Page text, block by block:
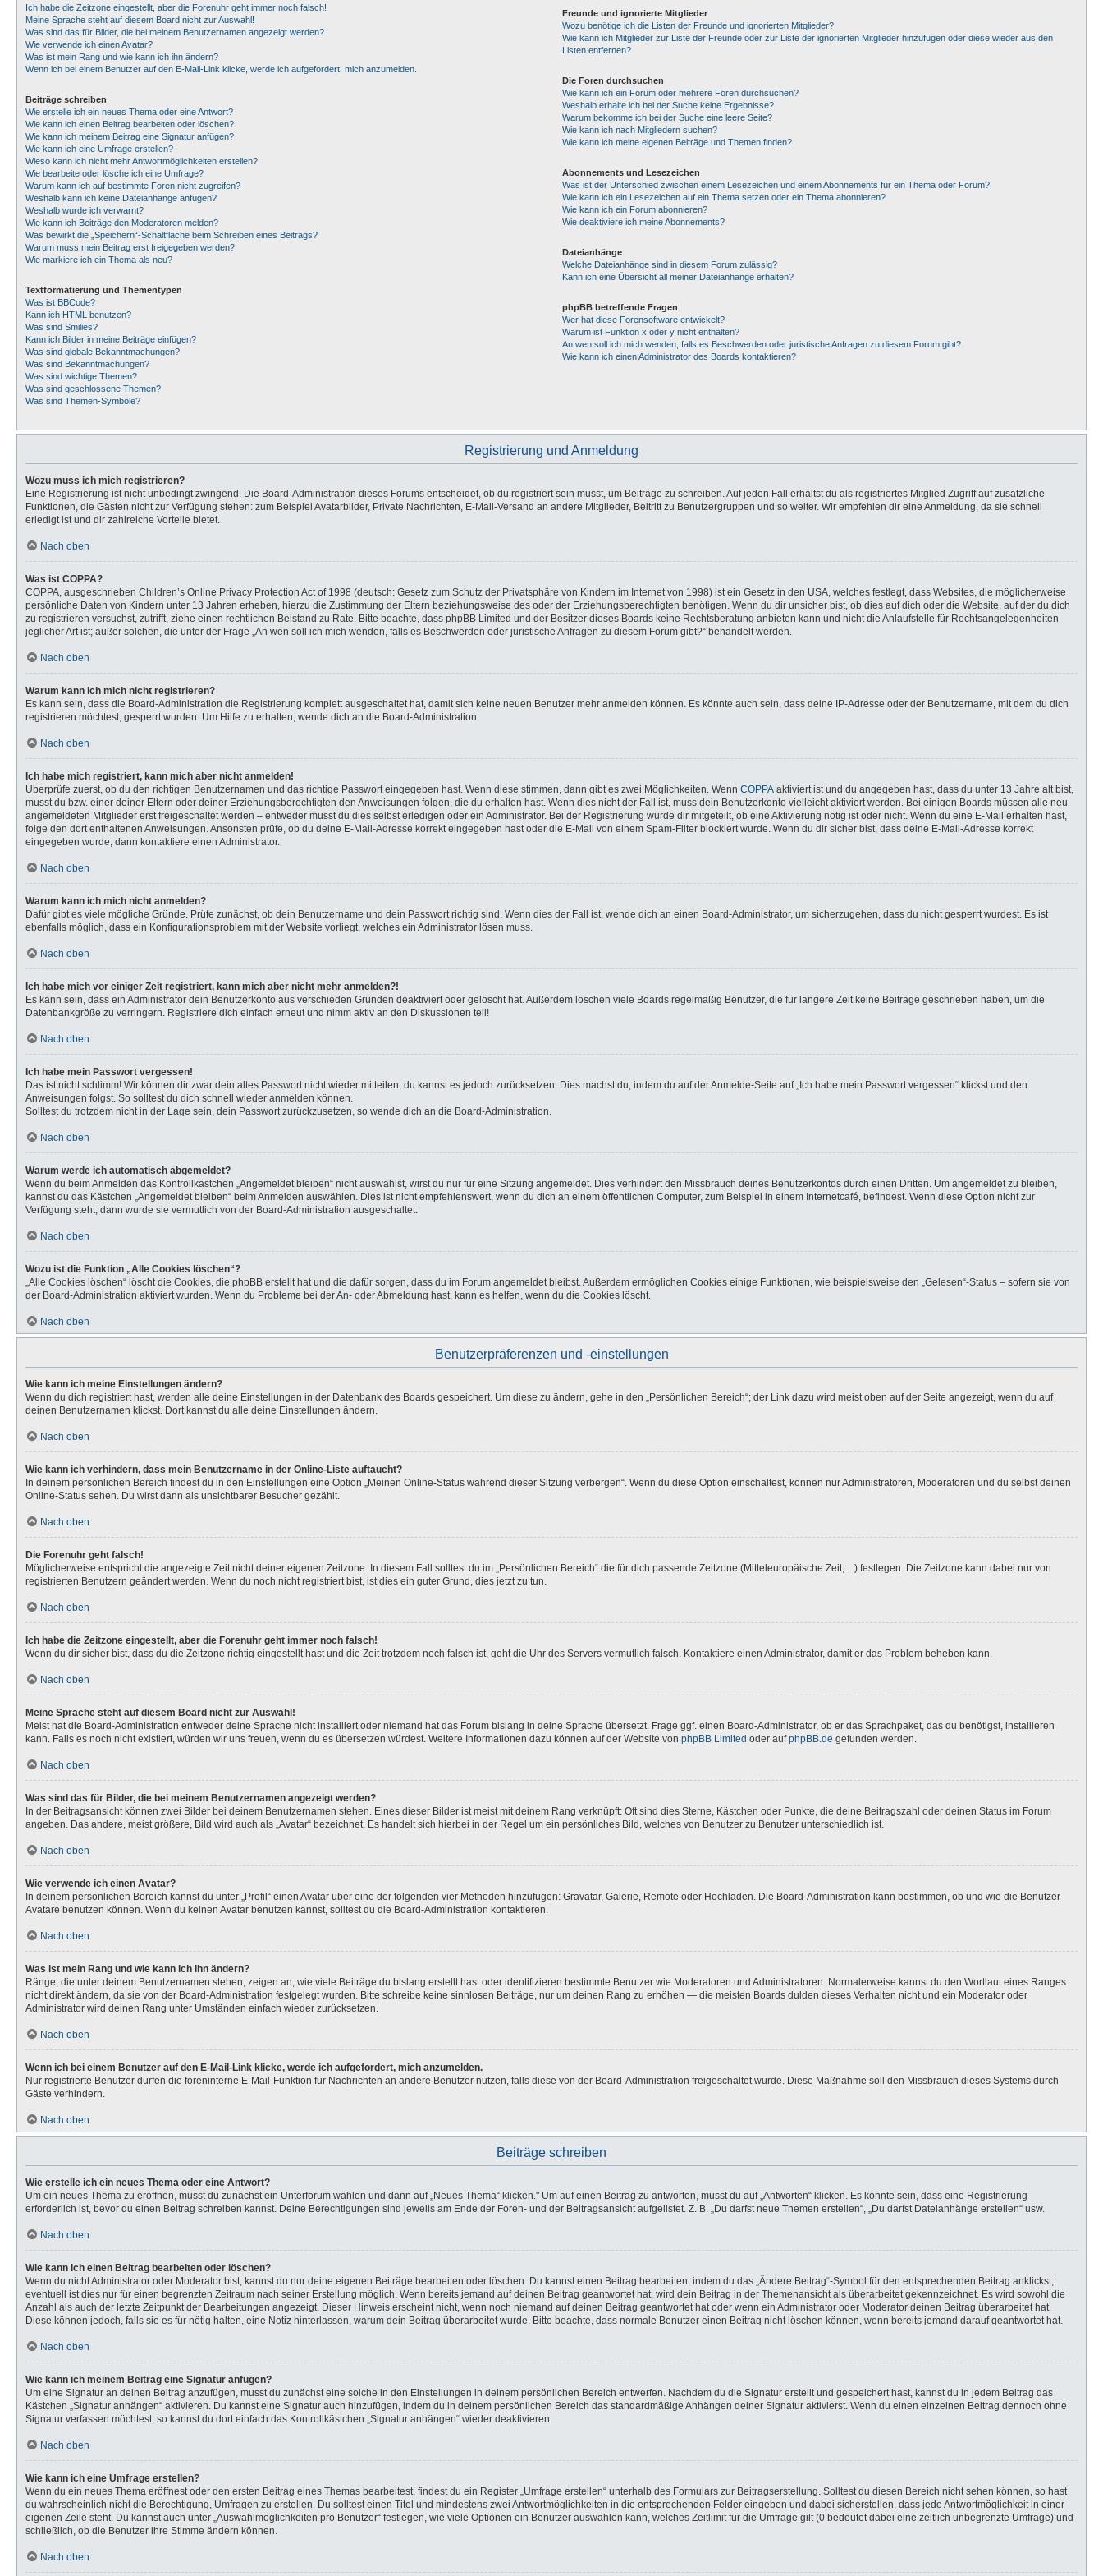
Ich habe die Zeitzone eingestellt, aber die Forenuhr geht immer noch falsch!
Meine Sprache steht auf diesem Board nicht zur Auswahl!
Was sind das für Bilder, die bei meinem Benutzernamen angezeigt werden?
Wie verwende ich einen Avatar?
Was ist mein Rang und wie kann ich ihn ändern?
Wenn ich bei einem Benutzer auf den E-Mail-Link klicke, werde ich aufgefordert, mich anzumelden.
Beiträge schreiben
Wie erstelle ich ein neues Thema oder eine Antwort?
Wie kann ich einen Beitrag bearbeiten oder löschen?
Wie kann ich meinem Beitrag eine Signatur anfügen?
Wie kann ich eine Umfrage erstellen?
Wieso kann ich nicht mehr Antwortmöglichkeiten erstellen?
Wie bearbeite oder lösche ich eine Umfrage?
Warum kann ich auf bestimmte Foren nicht zugreifen?
Weshalb kann ich keine Dateianhänge anfügen?
Weshalb wurde ich verwarnt?
Wie kann ich Beiträge den Moderatoren melden?
Was bewirkt die „Speichern“-Schaltfläche beim Schreiben eines Beitrags?
Warum muss mein Beitrag erst freigegeben werden?
Wie markiere ich ein Thema als neu?
Textformatierung und Thementypen
Was ist BBCode?
Kann ich HTML benutzen?
Was sind Smilies?
Kann ich Bilder in meine Beiträge einfügen?
Was sind globale Bekanntmachungen?
Was sind Bekanntmachungen?
Was sind wichtige Themen?
Was sind geschlossene Themen?
Was sind Themen-Symbole?
Freunde und ignorierte Mitglieder
Wozu benötige ich die Listen der Freunde und ignorierten Mitglieder?
Wie kann ich Mitglieder zur Liste der Freunde oder zur Liste der ignorierten Mitglieder hinzufügen oder diese wieder aus den
Listen entfernen?
Die Foren durchsuchen
Wie kann ich ein Forum oder mehrere Foren durchsuchen?
Weshalb erhalte ich bei der Suche keine Ergebnisse?
Warum bekomme ich bei der Suche eine leere Seite?
Wie kann ich nach Mitgliedern suchen?
Wie kann ich meine eigenen Beiträge und Themen finden?
Abonnements und Lesezeichen
Was ist der Unterschied zwischen einem Lesezeichen und einem Abonnements für ein Thema oder Forum?
Wie kann ich ein Lesezeichen auf ein Thema setzen oder ein Thema abonnieren?
Wie kann ich ein Forum abonnieren?
Wie deaktiviere ich meine Abonnements?
Dateianhänge
Welche Dateianhänge sind in diesem Forum zulässig?
Kann ich eine Übersicht all meiner Dateianhänge erhalten?
phpBB betreffende Fragen
Wer hat diese Forensoftware entwickelt?
Warum ist Funktion x oder y nicht enthalten?
An wen soll ich mich wenden, falls es Beschwerden oder juristische Anfragen zu diesem Forum gibt?
Wie kann ich einen Administrator des Boards kontaktieren?
Registrierung und Anmeldung
Wozu muss ich mich registrieren?
Eine Registrierung ist nicht unbedingt zwingend. Die Board-Administration dieses Forums entscheidet, ob du registriert sein musst, um Beiträge zu schreiben. Auf jeden Fall erhältst du als registriertes Mitglied Zugriff auf zusätzliche
Funktionen, die Gästen nicht zur Verfügung stehen: zum Beispiel Avatarbilder, Private Nachrichten, E-Mail-Versand an andere Mitglieder, Beitritt zu Benutzergruppen und so weiter. Wir empfehlen dir eine Anmeldung, da sie schnell
erledigt ist und dir zahlreiche Vorteile bietet.
Nach oben
Was ist COPPA?
COPPA, ausgeschrieben Children’s Online Privacy Protection Act of 1998 (deutsch: Gesetz zum Schutz der Privatsphäre von Kindern im Internet von 1998) ist ein Gesetz in den USA, welches festlegt, dass Websites, die möglicherweise
persönliche Daten von Kindern unter 13 Jahren erheben, hierzu die Zustimmung der Eltern beziehungsweise des oder der Erziehungsberechtigten benötigen. Wenn du dir unsicher bist, ob dies auf dich oder die Website, auf der du dich
zu registrieren versuchst, zutrifft, ziehe einen rechtlichen Beistand zu Rate. Bitte beachte, dass phpBB Limited und der Besitzer dieses Boards keine Rechtsberatung anbieten kann und nicht die Anlaufstelle für Rechtsangelegenheiten
jeglicher Art ist; außer solchen, die unter der Frage „An wen soll ich mich wenden, falls es Beschwerden oder juristische Anfragen zu diesem Forum gibt?“ behandelt werden.
Nach oben
Warum kann ich mich nicht registrieren?
Es kann sein, dass die Board-Administration die Registrierung komplett ausgeschaltet hat, damit sich keine neuen Benutzer mehr anmelden können. Es könnte auch sein, dass deine IP-Adresse oder der Benutzername, mit dem du dich
registrieren möchtest, gesperrt wurden. Um Hilfe zu erhalten, wende dich an die Board-Administration.
Nach oben
Ich habe mich registriert, kann mich aber nicht anmelden!
Überprüfe zuerst, ob du den richtigen Benutzernamen und das richtige Passwort eingegeben hast. Wenn diese stimmen, dann gibt es zwei Möglichkeiten. Wenn COPPA aktiviert ist und du angegeben hast, dass du unter 13 Jahre alt bist,
musst du bzw. einer deiner Eltern oder deiner Erziehungsberechtigten den Anweisungen folgen, die du erhalten hast. Wenn dies nicht der Fall ist, muss dein Benutzerkonto vielleicht aktiviert werden. Bei einigen Boards müssen alle neu
angemeldeten Mitglieder erst freigeschaltet werden – entweder musst du dies selbst erledigen oder ein Administrator. Bei der Registrierung wurde dir mitgeteilt, ob eine Aktivierung nötig ist oder nicht. Wenn du eine E-Mail erhalten hast,
folge den dort enthaltenen Anweisungen. Ansonsten prüfe, ob du deine E-Mail-Adresse korrekt eingegeben hast oder die E-Mail von einem Spam-Filter blockiert wurde. Wenn du dir sicher bist, dass deine E-Mail-Adresse korrekt
eingegeben wurde, dann kontaktiere einen Administrator.
Nach oben
Warum kann ich mich nicht anmelden?
Dafür gibt es viele mögliche Gründe. Prüfe zunächst, ob dein Benutzername und dein Passwort richtig sind. Wenn dies der Fall ist, wende dich an einen Board-Administrator, um sicherzugehen, dass du nicht gesperrt wurdest. Es ist
ebenfalls möglich, dass ein Konfigurationsproblem mit der Website vorliegt, welches ein Administrator lösen muss.
Nach oben
Ich habe mich vor einiger Zeit registriert, kann mich aber nicht mehr anmelden?!
Es kann sein, dass ein Administrator dein Benutzerkonto aus verschieden Gründen deaktiviert oder gelöscht hat. Außerdem löschen viele Boards regelmäßig Benutzer, die für längere Zeit keine Beiträge geschrieben haben, um die
Datenbankgröße zu verringern. Registriere dich einfach erneut und nimm aktiv an den Diskussionen teil!
Nach oben
Ich habe mein Passwort vergessen!
Das ist nicht schlimm! Wir können dir zwar dein altes Passwort nicht wieder mitteilen, du kannst es jedoch zurücksetzen. Dies machst du, indem du auf der Anmelde-Seite auf „Ich habe mein Passwort vergessen“ klickst und den
Anweisungen folgst. So solltest du dich schnell wieder anmelden können.
Solltest du trotzdem nicht in der Lage sein, dein Passwort zurückzusetzen, so wende dich an die Board-Administration.
Nach oben
Warum werde ich automatisch abgemeldet?
Wenn du beim Anmelden das Kontrollkästchen „Angemeldet bleiben“ nicht auswählst, wirst du nur für eine Sitzung angemeldet. Dies verhindert den Missbrauch deines Benutzerkontos durch einen Dritten. Um angemeldet zu bleiben,
kannst du das Kästchen „Angemeldet bleiben“ beim Anmelden auswählen. Dies ist nicht empfehlenswert, wenn du dich an einem öffentlichen Computer, zum Beispiel in einem Internetcafé, befindest. Wenn diese Option nicht zur
Verfügung steht, dann wurde sie vermutlich von der Board-Administration ausgeschaltet.
Nach oben
Wozu ist die Funktion „Alle Cookies löschen“?
„Alle Cookies löschen“ löscht die Cookies, die phpBB erstellt hat und die dafür sorgen, dass du im Forum angemeldet bleibst. Außerdem ermöglichen Cookies einige Funktionen, wie beispielsweise den „Gelesen“-Status – sofern sie von
der Board-Administration aktiviert wurden. Wenn du Probleme bei der An- oder Abmeldung hast, kann es helfen, wenn du die Cookies löscht.
Nach oben
Benutzerpräferenzen und -einstellungen
Wie kann ich meine Einstellungen ändern?
Wenn du dich registriert hast, werden alle deine Einstellungen in der Datenbank des Boards gespeichert. Um diese zu ändern, gehe in den „Persönlichen Bereich“; der Link dazu wird meist oben auf der Seite angezeigt, wenn du auf
deinen Benutzernamen klickst. Dort kannst du alle deine Einstellungen ändern.
Nach oben
Wie kann ich verhindern, dass mein Benutzername in der Online-Liste auftaucht?
In deinem persönlichen Bereich findest du in den Einstellungen eine Option „Meinen Online-Status während dieser Sitzung verbergen“. Wenn du diese Option einschaltest, können nur Administratoren, Moderatoren und du selbst deinen
Online-Status sehen. Du wirst dann als unsichtbarer Besucher gezählt.
Nach oben
Die Forenuhr geht falsch!
Möglicherweise entspricht die angezeigte Zeit nicht deiner eigenen Zeitzone. In diesem Fall solltest du im „Persönlichen Bereich“ die für dich passende Zeitzone (Mitteleuropäische Zeit, ...) festlegen. Die Zeitzone kann dabei nur von
registrierten Benutzern geändert werden. Wenn du noch nicht registriert bist, ist dies ein guter Grund, dies jetzt zu tun.
Nach oben
Ich habe die Zeitzone eingestellt, aber die Forenuhr geht immer noch falsch!
Wenn du dir sicher bist, dass du die Zeitzone richtig eingestellt hast und die Zeit trotzdem noch falsch ist, geht die Uhr des Servers vermutlich falsch. Kontaktiere einen Administrator, damit er das Problem beheben kann.
Nach oben
Meine Sprache steht auf diesem Board nicht zur Auswahl!
Meist hat die Board-Administration entweder deine Sprache nicht installiert oder niemand hat das Forum bislang in deine Sprache übersetzt. Frage ggf. einen Board-Administrator, ob er das Sprachpaket, das du benötigst, installieren
kann. Falls es noch nicht existiert, würden wir uns freuen, wenn du es übersetzen würdest. Weitere Informationen dazu können auf der Website von phpBB Limited oder aufphpBB.de gefunden werden.
Nach oben
Was sind das für Bilder, die bei meinem Benutzernamen angezeigt werden?
In der Beitragsansicht können zwei Bilder bei deinem Benutzernamen stehen. Eines dieser Bilder ist meist mit deinem Rang verknüpft: Oft sind dies Sterne, Kästchen oder Punkte, die deine Beitragszahl oder deinen Status im Forum
angeben. Das andere, meist größere, Bild wird auch als „Avatar“ bezeichnet. Es handelt sich hierbei in der Regel um ein persönliches Bild, welches von Benutzer zu Benutzer unterschiedlich ist.
Nach oben
Wie verwende ich einen Avatar?
In deinem persönlichen Bereich kannst du unter „Profil“ einen Avatar über eine der folgenden vier Methoden hinzufügen: Gravatar, Galerie, Remote oder Hochladen. Die Board-Administration kann bestimmen, ob und wie die Benutzer
Avatare benutzen können. Wenn du keinen Avatar benutzen kannst, solltest du die Board-Administration kontaktieren.
Nach oben
Was ist mein Rang und wie kann ich ihn ändern?
Ränge, die unter deinem Benutzernamen stehen, zeigen an, wie viele Beiträge du bislang erstellt hast oder identifizieren bestimmte Benutzer wie Moderatoren und Administratoren. Normalerweise kannst du den Wortlaut eines Ranges
nicht direkt ändern, da sie von der Board-Administration festgelegt wurden. Bitte schreibe keine sinnlosen Beiträge, nur um deinen Rang zu erhöhen — die meisten Boards dulden dieses Verhalten nicht und ein Moderator oder
Administrator wird deinen Rang unter Umständen einfach wieder zurücksetzen.
Nach oben
Wenn ich bei einem Benutzer auf den E-Mail-Link klicke, werde ich aufgefordert, mich anzumelden.
Nur registrierte Benutzer dürfen die foreninterne E-Mail-Funktion für Nachrichten an andere Benutzer nutzen, falls diese von der Board-Administration freigeschaltet wurde. Diese Maßnahme soll den Missbrauch dieses Systems durch
Gäste verhindern.
Nach oben
Beiträge schreiben
Wie erstelle ich ein neues Thema oder eine Antwort?
Um ein neues Thema zu eröffnen, musst du zunächst ein Unterforum wählen und dann auf „Neues Thema“ klicken." Um auf einen Beitrag zu antworten, musst du auf „Antworten“ klicken. Es könnte sein, dass eine Registrierung
erforderlich ist, bevor du einen Beitrag schreiben kannst. Deine Berechtigungen sind jeweils am Ende der Foren- und der Beitragsansicht aufgelistet. Z. B. „Du darfst neue Themen erstellen“, „Du darfst Dateianhänge erstellen“ usw.
Nach oben
Wie kann ich einen Beitrag bearbeiten oder löschen?
Wenn du nicht Administrator oder Moderator bist, kannst du nur deine eigenen Beiträge bearbeiten oder löschen. Du kannst einen Beitrag bearbeiten, indem du das „Ändere Beitrag“-Symbol für den entsprechenden Beitrag anklickst;
eventuell ist dies nur für einen begrenzten Zeitraum nach seiner Erstellung möglich. Wenn bereits jemand auf deinen Beitrag geantwortet hat, wird dein Beitrag in der Themenansicht als überarbeitet gekennzeichnet. Es wird sowohl die
Anzahl als auch der letzte Zeitpunkt der Bearbeitungen angezeigt. Dieser Hinweis erscheint nicht, wenn noch niemand auf deinen Beitrag geantwortet hat oder wenn ein Administrator oder Moderator deinen Beitrag überarbeitet hat.
Diese können jedoch, falls sie es für nötig halten, eine Notiz hinterlassen, warum dein Beitrag überarbeitet wurde. Bitte beachte, dass normale Benutzer einen Beitrag nicht löschen können, wenn bereits jemand darauf geantwortet hat.
Nach oben
Wie kann ich meinem Beitrag eine Signatur anfügen?
Um eine Signatur an deinen Beitrag anzufügen, musst du zunächst eine solche in den Einstellungen in deinem persönlichen Bereich entwerfen. Nachdem du die Signatur erstellt und gespeichert hast, kannst du in jedem Beitrag das
Kästchen „Signatur anhängen“ aktivieren. Du kannst eine Signatur auch hinzufügen, indem du in deinem persönlichen Bereich das standardmäßige Anhängen deiner Signatur aktivierst. Wenn du einen einzelnen Beitrag dennoch ohne
Signatur verfassen möchtest, so kannst du dort einfach das Kontrollkästchen „Signatur anhängen“ wieder deaktivieren.
Nach oben
Wie kann ich eine Umfrage erstellen?
Wenn du ein neues Thema eröffnest oder den ersten Beitrag eines Themas bearbeitest, findest du ein Register „Umfrage erstellen“ unterhalb des Formulars zur Beitragserstellung. Solltest du diesen Bereich nicht sehen können, so hast
du wahrscheinlich nicht die Berechtigung, Umfragen zu erstellen. Du solltest einen Titel und mindestens zwei Antwortmöglichkeiten in die entsprechenden Felder eingeben und dabei sicherstellen, dass jede Antwortmöglichkeit in einer
eigenen Zeile steht. Du kannst auch unter „Auswahlmöglichkeiten pro Benutzer“ festlegen, wie viele Optionen ein Benutzer auswählen kann, welches Zeitlimit für die Umfrage gilt (0 bedeutet dabei eine zeitlich unbegrenzte Umfrage) und
schließlich, ob die Benutzer ihre Stimme ändern können.
Nach oben